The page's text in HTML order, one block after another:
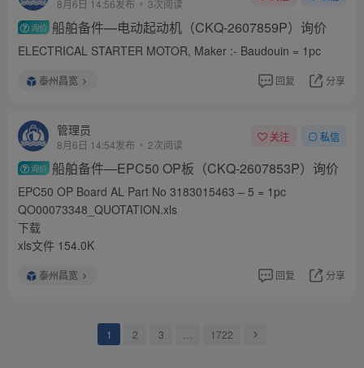
8月6日 14:56发布 3次阅读
询价 船舶备件—电动起动机（CKQ-2607859P）询价
ELECTRICAL STARTER MOTOR, Maker :- Baudouin = 1pc
泰州昌宽 回复 分享
管理员
8月6日 14:54发布 2次阅读
关注 私信
询价 船舶备件—EPC50 OP板（CKQ-2607853P）询价
EPC50 OP Board AL Part No 3183015463 – 5 = 1pc
QO00073348_QUOTATION.xls
下载
xls文件 154.0K
泰州昌宽 回复 分享
1 2 3 1722